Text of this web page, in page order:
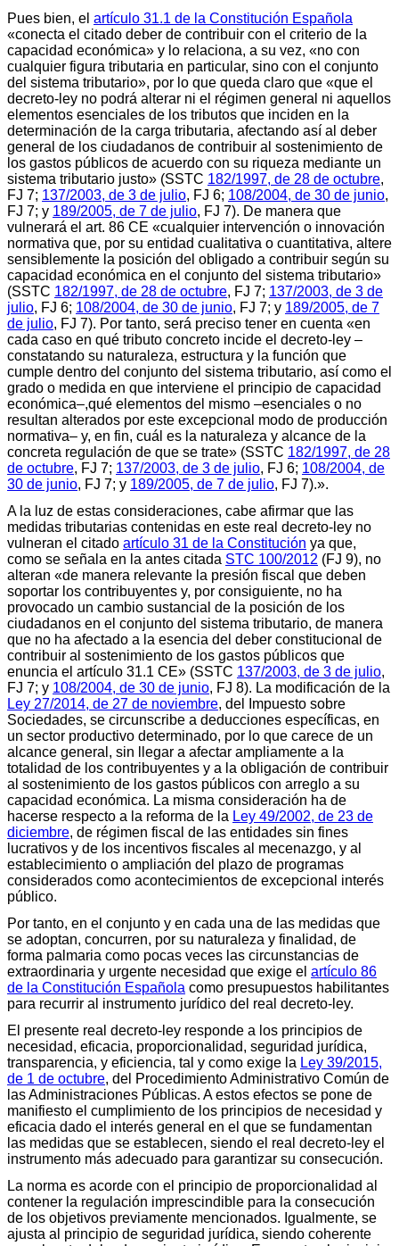
Pues bien, el artículo 31.1 de la Constitución Española
«conecta el citado deber de contribuir con el criterio de la
capacidad económica» y lo relaciona, a su vez, «no con
cualquier figura tributaria en particular, sino con el conjunto
del sistema tributario», por lo que queda claro que «que el
decreto-ley no podrá alterar ni el régimen general ni aquellos
elementos esenciales de los tributos que inciden en la
determinación de la carga tributaria, afectando así al deber
general de los ciudadanos de contribuir al sostenimiento de
los gastos públicos de acuerdo con su riqueza mediante un
sistema tributario justo» (SSTC 182/1997, de 28 de octubre,
FJ 7; 137/2003, de 3 de julio, FJ 6; 108/2004, de 30 de junio,
FJ 7; y 189/2005, de 7 de julio, FJ 7). De manera que
vulnerará el art. 86 CE «cualquier intervención o innovación
normativa que, por su entidad cualitativa o cuantitativa, altere
sensiblemente la posición del obligado a contribuir según su
capacidad económica en el conjunto del sistema tributario»
(SSTC 182/1997, de 28 de octubre, FJ 7; 137/2003, de 3 de
julio, FJ 6; 108/2004, de 30 de junio, FJ 7; y 189/2005, de 7
de julio, FJ 7). Por tanto, será preciso tener en cuenta «en
cada caso en qué tributo concreto incide el decreto-ley –
constatando su naturaleza, estructura y la función que
cumple dentro del conjunto del sistema tributario, así como el
grado o medida en que interviene el principio de capacidad
económica–,qué elementos del mismo –esenciales o no
resultan alterados por este excepcional modo de producción
normativa– y, en fin, cuál es la naturaleza y alcance de la
concreta regulación de que se trate» (SSTC 182/1997, de 28
de octubre, FJ 7; 137/2003, de 3 de julio, FJ 6; 108/2004, de
30 de junio, FJ 7; y 189/2005, de 7 de julio, FJ 7).».
A la luz de estas consideraciones, cabe afirmar que las
medidas tributarias contenidas en este real decreto-ley no
vulneran el citado artículo 31 de la Constitución ya que,
como se señala en la antes citada STC 100/2012 (FJ 9), no
alteran «de manera relevante la presión fiscal que deben
soportar los contribuyentes y, por consiguiente, no ha
provocado un cambio sustancial de la posición de los
ciudadanos en el conjunto del sistema tributario, de manera
que no ha afectado a la esencia del deber constitucional de
contribuir al sostenimiento de los gastos públicos que
enuncia el artículo 31.1 CE» (SSTC 137/2003, de 3 de julio,
FJ 7; y 108/2004, de 30 de junio, FJ 8). La modificación de la
Ley 27/2014, de 27 de noviembre, del Impuesto sobre
Sociedades, se circunscribe a deducciones específicas, en
un sector productivo determinado, por lo que carece de un
alcance general, sin llegar a afectar ampliamente a la
totalidad de los contribuyentes y a la obligación de contribuir
al sostenimiento de los gastos públicos con arreglo a su
capacidad económica. La misma consideración ha de
hacerse respecto a la reforma de la Ley 49/2002, de 23 de
diciembre, de régimen fiscal de las entidades sin fines
lucrativos y de los incentivos fiscales al mecenazgo, y al
establecimiento o ampliación del plazo de programas
considerados como acontecimientos de excepcional interés
público.
Por tanto, en el conjunto y en cada una de las medidas que
se adoptan, concurren, por su naturaleza y finalidad, de
forma palmaria como pocas veces las circunstancias de
extraordinaria y urgente necesidad que exige el artículo 86
de la Constitución Española como presupuestos habilitantes
para recurrir al instrumento jurídico del real decreto-ley.
El presente real decreto-ley responde a los principios de
necesidad, eficacia, proporcionalidad, seguridad jurídica,
transparencia, y eficiencia, tal y como exige la Ley 39/2015,
de 1 de octubre, del Procedimiento Administrativo Común de
las Administraciones Públicas. A estos efectos se pone de
manifiesto el cumplimiento de los principios de necesidad y
eficacia dado el interés general en el que se fundamentan
las medidas que se establecen, siendo el real decreto-ley el
instrumento más adecuado para garantizar su consecución.
La norma es acorde con el principio de proporcionalidad al
contener la regulación imprescindible para la consecución
de los objetivos previamente mencionados. Igualmente, se
ajusta al principio de seguridad jurídica, siendo coherente